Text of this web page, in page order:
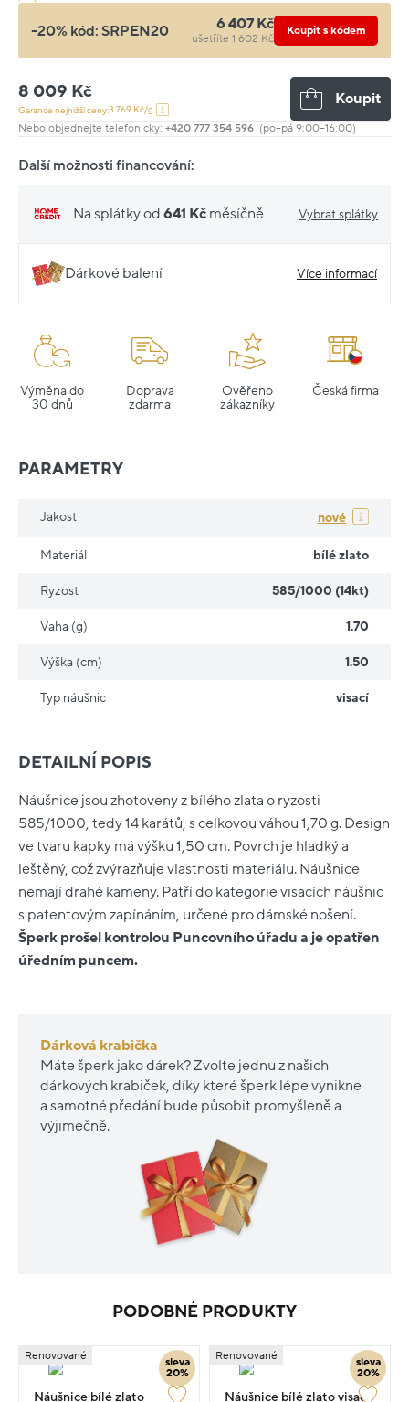
-20% kód: SRPEN20 6 407 Kč
ušetříte 1 602 Kč
Koupit s kódem
8 009 Kč
Garance nejnižší ceny:3 769 Kč/g
Koupit
Nebo objednejte telefonicky: +420 777 354 596 (po–pá 9:00–16:00)
Další možnosti financování:
Na splátky od 641 Kč měsíčně Vybrat splátky
Dárkové balení Více informací
Výměna do
30 dnů
Doprava
zdarma
Ověřeno
zákazníky
Česká firma
DETAILNÍ POPIS
Náušnice jsou zhotoveny z bílého zlata o ryzosti
585/1000, tedy 14 karátů, s celkovou váhou 1,70 g. Design
ve tvaru kapky má výšku 1,50 cm. Povrch je hladký a
leštěný, což zvýrazňuje vlastnosti materiálu. Náušnice
nemají drahé kameny. Patří do kategorie visacích náušnic
s patentovým zapínáním, určené pro dámské nošení.
Šperk prošel kontrolou Puncovního úřadu a je opatřen
úředním puncem.
Dárková krabička
Máte šperk jako dárek? Zvolte jednu z našich
dárkových krabiček, díky které šperk lépe vynikne
a samotné předání bude působit promyšleně a
výjimečně.
PARAMETRY
Jakost nové
Materiál bílé zlato
Ryzost 585/1000 (14kt)
Vaha (g) 1.70
Výška (cm) 1.50
Typ náušnic visací
PODOBNÉ PRODUKTY
sleva
20%
Renovované
Náušnice bílé zlato
sleva
20%
Renovované
Náušnice bílé zlato visací